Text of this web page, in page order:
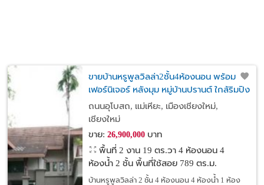
ขายบ้านหรูพูลวิลล่า2ชั้น4ห้องนอน พร้อม
เฟอร์นิเจอร์ หลังมุม หมู่บ้านปรานต์ ใกล้ริมปิง
ซุปเปอร์มาร์เก็ต ตลาดสดแม่เหียะ Big-C แม่เหี
ยะ อ.เมือง จ.เชียงใหม่
ถนนอุโบสถ, แม่เหียะ, เมืองเชียงใหม่,
เชียงใหม่
ขาย: 26,900,000บาท
พื้นที่ 2 งาน 19 ตร.วา 4 ห้องนอน 4
ห้องน้ำ 2 ชั้น พื้นที่ใช้สอย 789 ตร.ม.
บ้านหรูพูลวิลล่า 2 ชั้น 4 ห้องนอน 4 ห้องน้ำ 1 ห้อง